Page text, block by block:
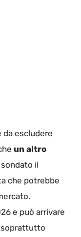
da escludere
un altro
sondato il
che potrebbe
e può arrivare